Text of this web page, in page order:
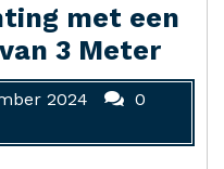
met een
3 Meter
2024
0